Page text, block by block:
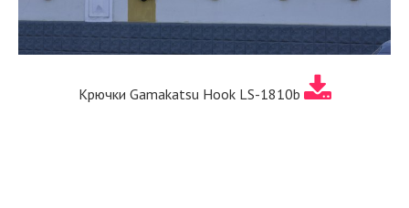
Крючки Gamakatsu Hook LS-1810b